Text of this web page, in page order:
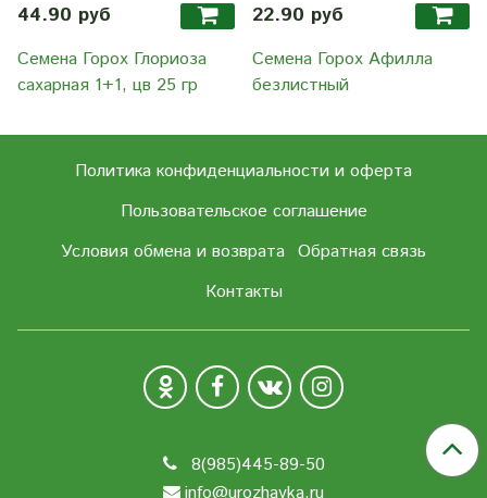
44.90 руб
Семена Горох Глориоза
сахарная 1+1, цв 25 гр
22.90 руб
Семена Горох Афилла
безлистный
Политика конфиденциальности и оферта
Пользовательское соглашение
Условия обмена и возврата Обратная связь
Контакты
8(985)445-89-50